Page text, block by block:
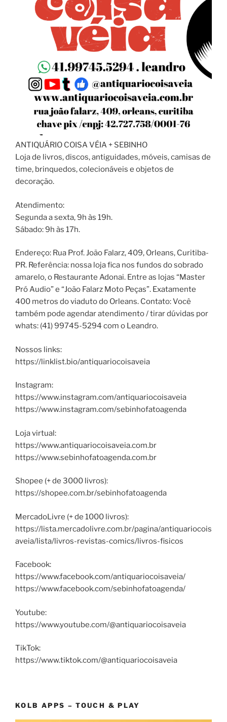
ANTIQUÁRIO COISA VÉIA + SEBINHO
Loja de livros, discos, antiguidades, móveis, camisas de
time, brinquedos, colecionáveis e objetos de
decoração.
Atendimento:
Segunda a sexta, 9h às 19h.
Sábado: 9h às 17h.
Endereço: Rua Prof. João Falarz, 409, Orleans, Curitiba-
PR. Referência: nossa loja fica nos fundos do sobrado
amarelo, o Restaurante Adonai. Entre as lojas “Master
Pró Audio” e “João Falarz Moto Peças”. Exatamente
400 metros do viaduto do Orleans. Contato: Você
também pode agendar atendimento / tirar dúvidas por
whats: (41) 99745-5294 com o Leandro.
Nossos links:
https://linklist.bio/antiquariocoisaveia
Instagram:
https://www.instagram.com/antiquariocoisaveia
https://www.instagram.com/sebinhofatoagenda
Loja virtual:
https://www.antiquariocoisaveia.com.br
https://www.sebinhofatoagenda.com.br
Shopee (+ de 3000 livros):
https://shopee.com.br/sebinhofatoagenda
MercadoLivre (+ de 1000 livros):
https://lista.mercadolivre.com.br/pagina/antiquariocois
aveia/lista/livros-revistas-comics/livros-fisicos
Facebook:
https://www.facebook.com/antiquariocoisaveia/
https://www.facebook.com/sebinhofatoagenda/
Youtube:
https://www.youtube.com/@antiquariocoisaveia
TikTok:
https://www.tiktok.com/@antiquariocoisaveia
KOLB APPS – TOUCH & PLAY